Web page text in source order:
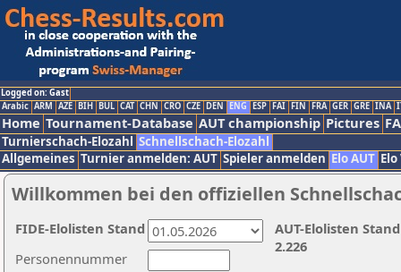
Logged on: Gast
Arabic ARM AZE BIH BUL CAT CHN CRO CZE DEN ENG ESP FAI FIN FRA GER GRE INA
Home Tournament-Database AUT championship Pictures
Turnierschach-Elozahl Schnellschach-Elozahl
Allgemeines Turnier anmelden: AUT Spieler anmelden Elo AUT
Willkommen bei den offiziellen
Personennummer
AUT-Elolisten
2.226
FIDE-Elolisten Stand